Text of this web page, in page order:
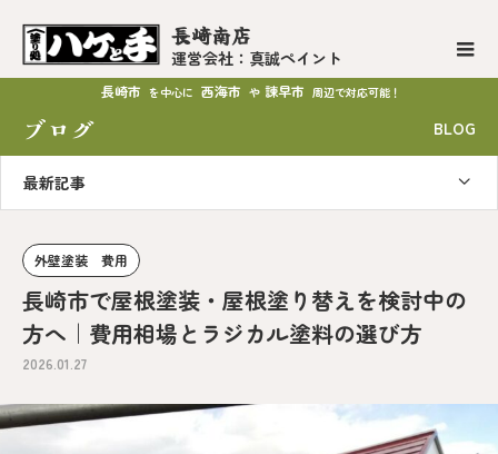
長崎南店
運営会社：真誠ペイント
長崎市 を中心に 西海市 や 諫早市 周辺で対応可能！
ブログ BLOG
最新記事
外壁塗装 費用
長崎市で屋根塗装・屋根塗り替えを検討中の
方へ｜費用相場とラジカル塗料の選び方
2026.01.27